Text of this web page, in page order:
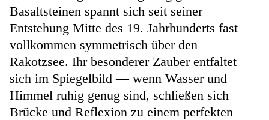
Basaltsteinen spannt sich seit seiner
Entstehung Mitte des 19. Jahrhunderts fast
vollkommen symmetrisch über den
Rakotzsee. Ihr besonderer Zauber entfaltet
sich im Spiegelbild — wenn Wasser und
Himmel ruhig genug sind, schließen sich
Brücke und Reflexion zu einem perfekten